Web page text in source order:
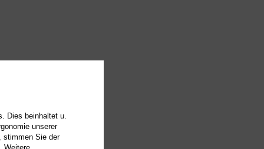
Dies beinhaltet u.
unserer
stimmen Sie der